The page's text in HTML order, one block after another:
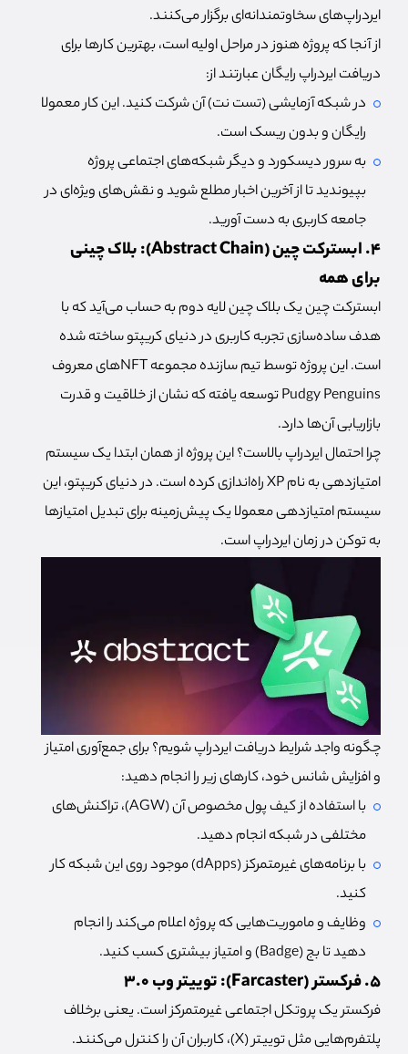
ایردراپ‌های سخاوتمندانه‌ای برگزار می‌کنند.
از آنجا که پروژه هنوز در مراحل اولیه است، بهترین کارها برای
دریافت ایردراپ رایگان عبارتند از:
در شبکه آزمایشی (تست نت) آن شرکت کنید. این کار معمولا
رایگان و بدون ریسک است.
به سرور دیسکورد و دیگر شبکه‌های اجتماعی پروژه
بپیوندید تا از آخرین اخبار مطلع شوید و نقش‌های ویژه‌ای در
جامعه کاربری به دست آورید.
4. ابسترکت چین (Abstract Chain): بلاک چینی
برای همه
ابسترکت چین یک بلاک چین لایه دوم به حساب می‌آید که با
هدف ساده‌سازی تجربه کاربری در دنیای کریپتو ساخته شده
است. این پروژه توسط تیم سازنده مجموعه NFTهای معروف
Pudgy Penguins توسعه یافته که نشان از خلاقیت و قدرت
بازاریابی آن‌ها دارد.
چرا احتمال ایردراپ بالاست؟ این پروژه از همان ابتدا یک سیستم
امتیازدهی به نام XP راه‌اندازی کرده است. در دنیای کریپتو، این
سیستم امتیازدهی معمولا یک پیش‌زمینه برای تبدیل امتیازها
به توکن در زمان ایردراپ است.
چگونه واجد شرایط دریافت ایردراپ شویم؟ برای جمع‌آوری امتیاز
و افزایش شانس خود، کارهای زیر را انجام دهید:
با استفاده از کیف پول مخصوص آن (AGW)، تراکنش‌های
مختلفی در شبکه انجام دهید.
با برنامه‌های غیرمتمرکز (dApps) موجود روی این شبکه کار
کنید.
وظایف و ماموریت‌هایی که پروژه اعلام می‌کند را انجام
دهید تا بج (Badge) و امتیاز بیشتری کسب کنید.
5. فرکستر (Farcaster): توییتر وب ۳.۰
فرکستر یک پروتکل اجتماعی غیرمتمرکز است. یعنی برخلاف
پلتفرم‌هایی مثل توییتر (X)، کاربران آن را کنترل می‌کنند.